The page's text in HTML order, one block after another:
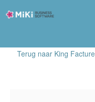
Software
Home
Terug naar King